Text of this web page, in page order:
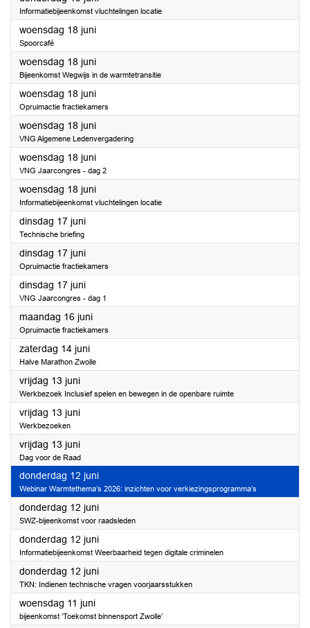
Informatiebijeenkomst vluchtelingen locatie
woensdag 18 juni2025
Spoorcafé
woensdag 18 juni2025
Bijeenkomst Wegwijs in de warmtetransitie
woensdag 18 juni2025
Opruimactie fractiekamers
woensdag 18 juni2025
VNG Algemene Ledenvergadering
woensdag 18 juni2025
VNG Jaarcongres - dag 2
woensdag 18 juni2025
Informatiebijeenkomst vluchtelingen locatie
dinsdag 17 juni2025
Technische briefing
dinsdag 17 juni2025
Opruimactie fractiekamers
dinsdag 17 juni2025
VNG Jaarcongres - dag 1
maandag 16 juni2025
Opruimactie fractiekamers
zaterdag 14 juni2025
Halve Marathon Zwolle
vrijdag 13 juni2025
Werkbezoek Inclusief spelen en bewegen in de openbare ruimte
vrijdag 13 juni2025
Werkbezoeken
vrijdag 13 juni2025
Dag voor de Raad
donderdag 12 juni2025
Webinar Warmtethema’s 2026: inzichten voor verkiezingsprogramma’s
donderdag 12 juni2025
SWZ-bijeenkomst voor raadsleden
donderdag 12 juni2025
Informatiebijeenkomst Weerbaarheid tegen digitale criminelen
donderdag 12 juni2025
TKN: Indienen technische vragen voorjaarsstukken
woensdag 11 juni2025
bijeenkomst ‘Toekomst binnensport Zwolle’